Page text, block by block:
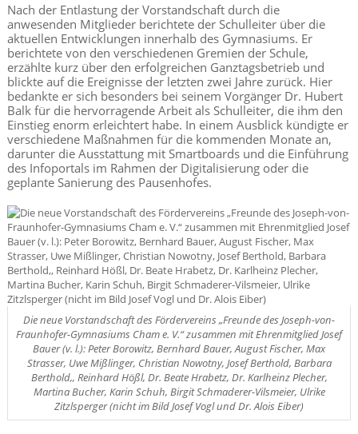
Nach der Entlastung der Vorstandschaft durch die
anwesenden Mitglieder berichtete der Schulleiter über die
aktuellen Entwicklungen innerhalb des Gymnasiums. Er
berichtete von den verschiedenen Gremien der Schule,
erzählte kurz über den erfolgreichen Ganztagsbetrieb und
blickte auf die Ereignisse der letzten zwei Jahre zurück. Hier
bedankte er sich besonders bei seinem Vorgänger Dr. Hubert
Balk für die hervorragende Arbeit als Schulleiter, die ihm den
Einstieg enorm erleichtert habe. In einem Ausblick kündigte er
verschiedene Maßnahmen für die kommenden Monate an,
darunter die Ausstattung mit Smartboards und die Einführung
des Infoportals im Rahmen der Digitalisierung oder die
geplante Sanierung des Pausenhofes.
Die neue Vorstandschaft des Fördervereins „Freunde des Joseph-von-
Fraunhofer-Gymnasiums Cham e. V.“ zusammen mit Ehrenmitglied Josef
Bauer (v. l.): Peter Borowitz, Bernhard Bauer, August Fischer, Max
Strasser, Uwe Mißlinger, Christian Nowotny, Josef Berthold, Barbara
Berthold,, Reinhard Hößl, Dr. Beate Hrabetz, Dr. Karlheinz Plecher,
Martina Bucher, Karin Schuh, Birgit Schmaderer-Vilsmeier, Ulrike
Zitzlsperger (nicht im Bild Josef Vogl und Dr. Alois Eiber)